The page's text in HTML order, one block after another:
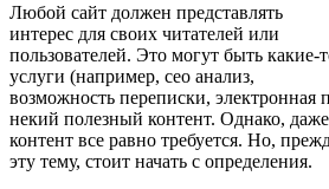
Любой сайт должен представлять
интерес для своих читателей или
пользователей. Это могут быть какие-
услуги (например, сео анализ,
возможность переписки, электронная
некий полезный контент. Однако,
контент все равно требуется. Но,
эту тему, стоит начать с определения.